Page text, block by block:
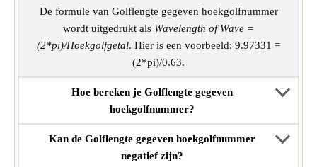
De formule van Golflengte gegeven hoekgolfnummer
wordt uitgedrukt als Wavelength of Wave =
(2*pi)/Hoekgolfgetal. Hier is een voorbeeld: 9.97331 =
(2*pi)/0.63.
Hoe bereken je Golflengte gegeven
hoekgolfnummer?
Kan de Golflengte gegeven hoekgolfnummer
negatief zijn?